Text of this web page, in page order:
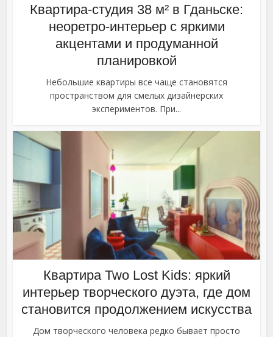
Квартира-студия 38 м² в Гданьске:
неоретро-интерьер с яркими
акцентами и продуманной
планировкой
Небольшие квартиры все чаще становятся
пространством для смелых дизайнерских
экспериментов. При...
Квартира Two Lost Kids: яркий
интерьер творческого дуэта, где дом
становится продолжением искусства
Дом творческого человека редко бывает просто